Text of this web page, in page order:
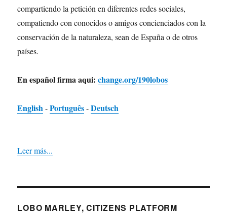
compartiendo la petición en diferentes redes sociales,
compatiendo con conocidos o amigos concienciados con la
conservación de la naturaleza, sean de España o de otros
países.
En español firma aqui:change.org/190lobos
English-Português-Deutsch
Leer más...
LOBO MARLEY, CITIZENS PLATFORM